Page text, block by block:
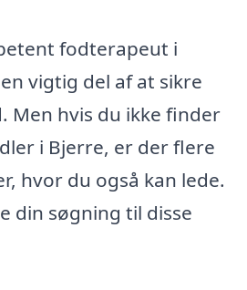
fodterapeut i
vigtig del af at sikre
Men hvis du ikke finder
i Bjerre, er der flere
hvor du også kan lede.
din søgning til disse